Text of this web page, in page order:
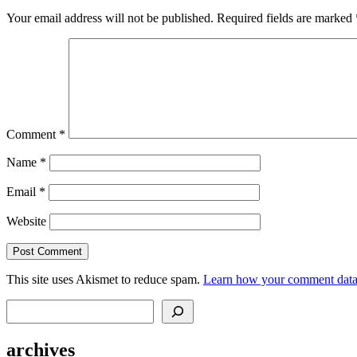
Your email address will not be published. Required fields are marked
Comment *
Name *
Email *
Website
This site uses Akismet to reduce spam. Learn how your comment
archives